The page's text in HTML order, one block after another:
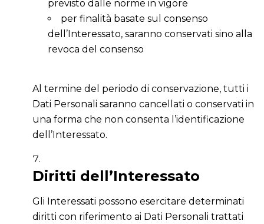
previsto dalle norme in vigore
per finalità basate sul consenso
dell’Interessato, saranno conservati sino alla
revoca del consenso
Al termine del periodo di conservazione, tutti i
Dati Personali saranno cancellati o conservati in
una forma che non consenta l’identificazione
dell’Interessato.
Diritti dell’Interessato
Gli Interessati possono esercitare determinati
diritti con riferimento ai Dati Personali trattati